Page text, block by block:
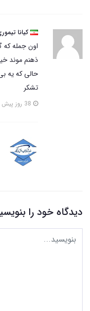
کیانا
اون جمله که
ذهنم موند
حالی که یه
تشکر
دیدگاه خود را